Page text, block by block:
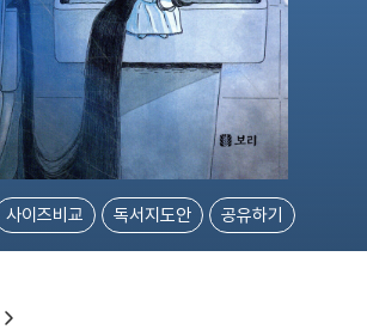
사이즈비교 독서지도안 공유하기